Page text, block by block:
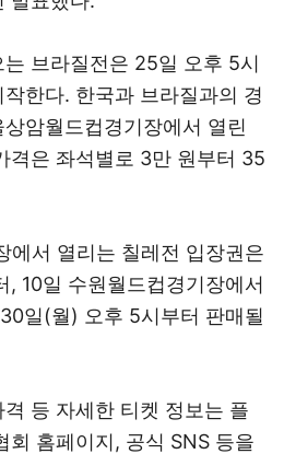
브라질전은 25일 오후 5시
한다. 한국과 브라질과의 경
암월드컵경기장에서 열린
격은 좌석별로 3만 원부터 35
에서 열리는 칠레전 입장권은
10일 수원월드컵경기장에서
일(월) 오후 5시부터 판매될
등 자세한 티켓 정보는 플
회 홈페이지, 공식 SNS 등을